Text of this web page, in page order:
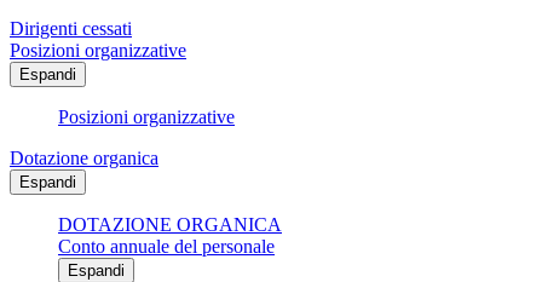
Dirigenti cessati
Posizioni organizzative
Espandi
Posizioni organizzative
Dotazione organica
Espandi
DOTAZIONE ORGANICA
Conto annuale del personale
Espandi